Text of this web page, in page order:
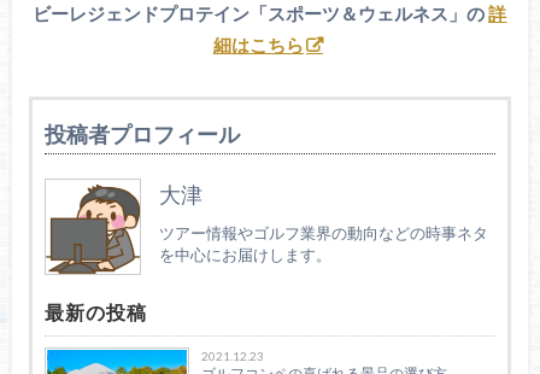
ビーレジェンドプロテイン「スポーツ＆ウェルネス」の詳
細はこちら
投稿者プロフィール
大津
ツアー情報やゴルフ業界の動向などの時事ネタ
を中心にお届けします。
最新の投稿
2021.12.23